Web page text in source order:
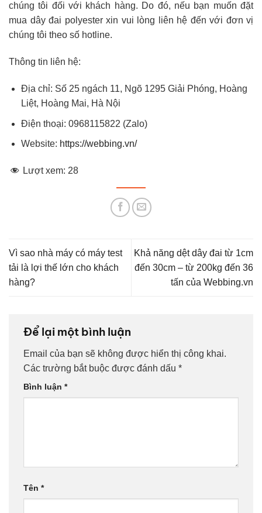
chúng tôi đối với khách hàng. Do đó, nếu bạn muốn đặt
mua dây đai polyester xin vui lòng liên hệ đến với đơn vị
chúng tôi theo số hotline.
Thông tin liên hệ:
Địa chỉ: Số 25 ngách 11, Ngõ 1295 Giải Phóng, Hoàng
Liệt, Hoàng Mai, Hà Nội
Điện thoại: 0968115822 (Zalo)
Website: https://webbing.vn/
Lượt xem: 28
Vì sao nhà máy có máy test
tải là lợi thế lớn cho khách
hàng?
Khả năng dệt dây đai từ 1cm
đến 30cm – từ 200kg đến 36
tấn của Webbing.vn
Để lại một bình luận
Email của bạn sẽ không được hiển thị công khai.
Các trường bắt buộc được đánh dấu *
Bình luận *
Tên *